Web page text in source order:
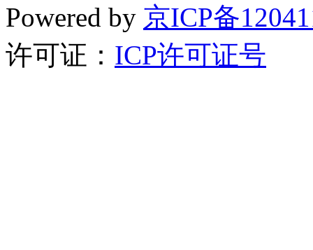
Powered by 京ICP备
许可证： ICP许可证号